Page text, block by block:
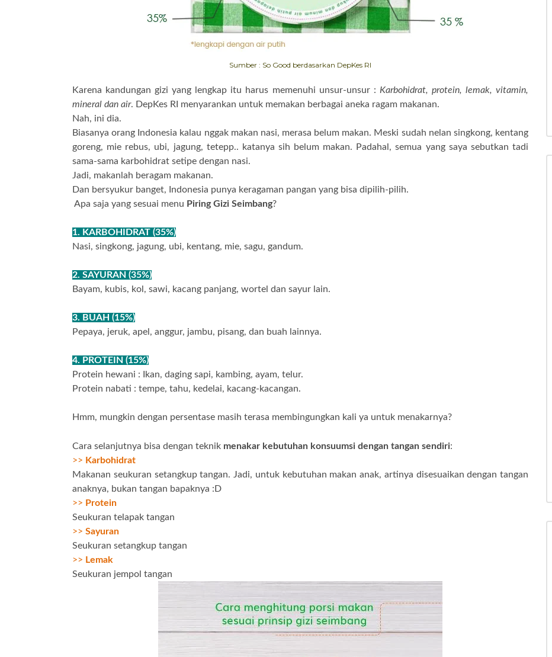
Sumber : So Good berdasarkan DepKes RI
Karena kandungan gizi yang lengkap itu harus memenuhi unsur-unsur : Karbohidrat, protein, lemak, vitamin,
mineral dan air. DepKes RI menyarankan untuk memakan berbagai aneka ragam makanan.
Nah, ini dia.
Biasanya orang Indonesia kalau nggak makan nasi, merasa belum makan. Meski sudah nelan singkong, kentang
goreng, mie rebus, ubi, jagung, tetepp.. katanya sih belum makan. Padahal, semua yang saya sebutkan tadi
sama-sama karbohidrat setipe dengan nasi.
Jadi, makanlah beragam makanan.
Dan bersyukur banget, Indonesia punya keragaman pangan yang bisa dipilih-pilih.
Apa saja yang sesuai menu Piring Gizi Seimbang?
1. KARBOHIDRAT (35%)
Nasi, singkong, jagung, ubi, kentang, mie, sagu, gandum.
2. SAYURAN (35%)
Bayam, kubis, kol, sawi, kacang panjang, wortel dan sayur lain.
3. BUAH (15%)
Pepaya, jeruk, apel, anggur, jambu, pisang, dan buah lainnya.
4. PROTEIN (15%)
Protein hewani : Ikan, daging sapi, kambing, ayam, telur.
Protein nabati : tempe, tahu, kedelai, kacang-kacangan.
Hmm, mungkin dengan persentase masih terasa membingungkan kali ya untuk menakarnya?
Cara selanjutnya bisa dengan teknik menakar kebutuhan konsuumsi dengan tangan sendiri:
>> Karbohidrat
Makanan seukuran setangkup tangan. Jadi, untuk kebutuhan makan anak, artinya disesuaikan dengan tangan
anaknya, bukan tangan bapaknya :D
>> Protein
Seukuran telapak tangan
>> Sayuran
Seukuran setangkup tangan
>> Lemak
Seukuran jempol tangan